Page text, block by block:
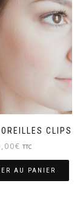
CLIPS
€ TTC
AU PANIER